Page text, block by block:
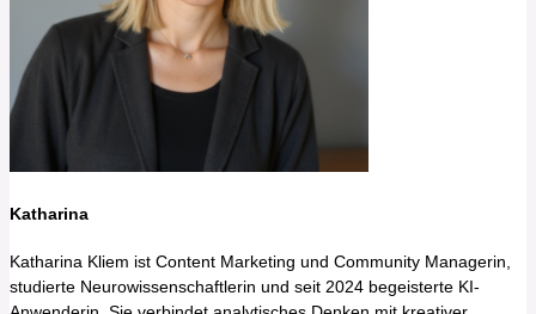
Katharina
Katharina Kliem ist Content Marketing und Community Managerin,
studierte Neurowissenschaftlerin und seit 2024 begeisterte KI-